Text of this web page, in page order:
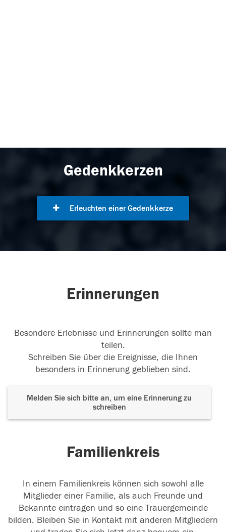
Gedenkkerzen
Erleuchten einer Gedenkkerze
Erinnerungen
Besondere Erlebnisse und Erinnerungen sollte man
teilen.
Schreiben Sie über die Ereignisse, die Ihnen
besonders in Erinnerung geblieben sind.
Melden Sie sich bitte an, um eine Erinnerung zu
schreiben
Familienkreis
In einem Familienkreis können sich sowohl alle
Mitglieder einer Familie, als auch Freunde und
Bekannte eintragen und so eine Trauergemeinde
bilden. Bleiben Sie in Kontakt mit anderen Mitgliedern